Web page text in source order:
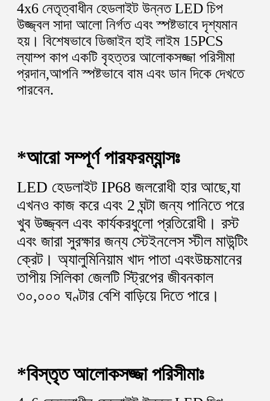
4x6 নেতৃত্বাধীন হেডলাইট উন্নত LED চিপ
উজ্জ্বল সাদা আলো নির্গত এবং স্পষ্টভাবে দৃশ্যমান
হয়। বিশেষভাবে ডিজাইন হাই লাইম 15PCS
ল্যাম্প কাপ একটি বৃহত্তর আলোকসজ্জা পরিসীমা
প্রদান,আপনি স্পষ্টভাবে বাম এবং ডান দিকে দেখতে
পারবেন.
*আরো সম্পূর্ণ পারফরম্যান্সঃ
LED হেডলাইট IP68 জলরোধী হার আছে,যা
এখনও কাজ করে এবং 2 ঘন্টা জন্য পানিতে পরে
খুব উজ্জ্বল এবং কার্যকরধুলো প্রতিরোধী। রস্ট
এবং জারা সুরক্ষার জন্য স্টেইনলেস স্টীল মাউন্টিং
ক্রেট। অ্যালুমিনিয়াম খাদ পাতা এবংউচ্চমানের
তাপীয় সিলিকা জেলটি স্ট্রিপের জীবনকাল
৩০,০০০ ঘণ্টার বেশি বাড়িয়ে দিতে পারে।
*বিস্তৃত আলোকসজ্জা পরিসীমাঃ